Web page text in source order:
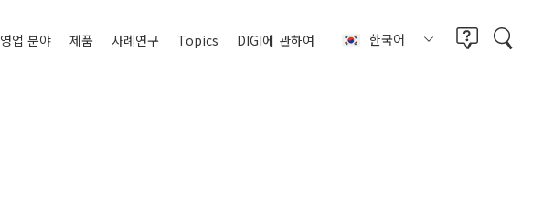
영업 분야 제품 사례연구 Topics DIGI에 관하여 한국어